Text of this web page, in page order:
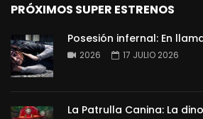
PRÓXIMOS SUPER ESTRENOS
Posesión infernal: En
2026 17 JULIO 2026
La Patrulla Canina: La